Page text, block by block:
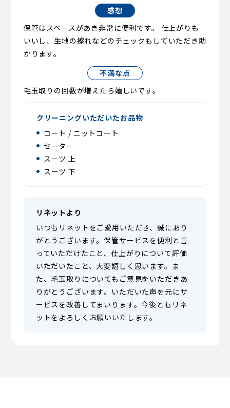
感想
保管はスペースがあき非常に便利です。 仕上がりも
いいし、生地の擦れなどのチェックもしていただき助
かります。
不満な点
毛玉取りの回数が増えたら嬉しいです。
クリーニングいただいたお品物
コート / ニットコート
セーター
スーツ 上
スーツ 下
リネットより
いつもリネットをご愛用いただき、誠にあり
がとうございます。保管サービスを便利と言
っていただけたこと、仕上がりについて評価
いただいたこと、大変嬉しく思います。ま
た、毛玉取りについてもご意見をいただきあ
りがとうございます。いただいた声を元にサ
ービスを改善してまいります。今後ともリネ
ットをよろしくお願いいたします。